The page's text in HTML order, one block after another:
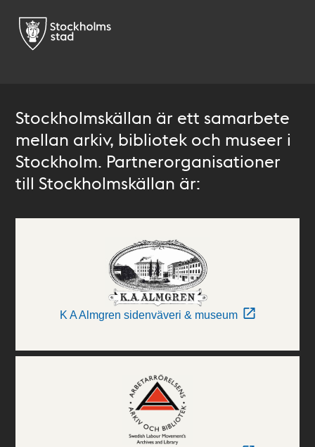
Stockholmskällan är ett samarbete
mellan arkiv, bibliotek och museer i
Stockholm. Partnerorganisationer
till Stockholmskällan är:
K A Almgren sidenväveri & museum